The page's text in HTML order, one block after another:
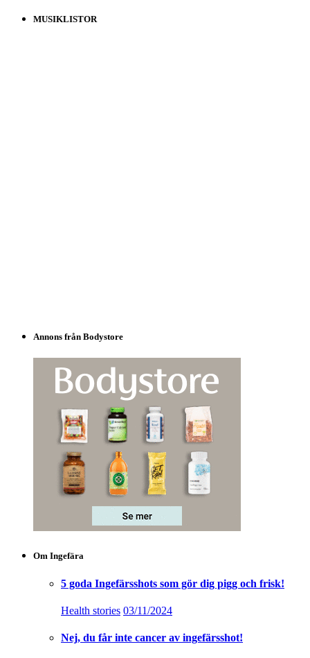
MUSIKLISTOR
Annons från Bodystore
Om Ingefära
5 goda Ingefärsshots som gör dig pigg och frisk!
Health stories 03/11/2024
Nej, du får inte cancer av ingefärsshot!